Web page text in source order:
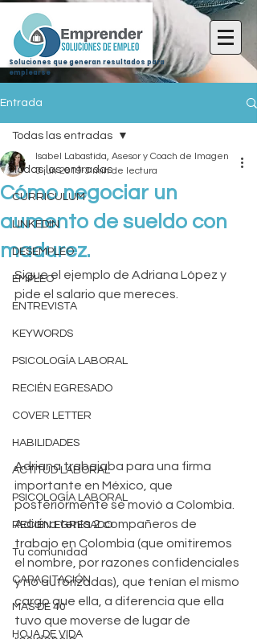
Soluciones que generan resultados para
emplearse
Entrada
Todas las entradas
CURRICULUM
LINKEDIN
DESEMPLEO
EMPLEO
ENTREVISTA
KEYWORDS
PSICOLOGÍA LABORAL
RECIÉN EGRESADO
COVER LETTER
HABILIDADES
ACTITUD LABORAL
PSICOLOGÍA LABORAL
RECIÉN EGRESADO
Tu comunidad
CAPACITACIÓN
MAS DE 40
HOJA DE VIDA
Todas las entradas
Cómo negociar un
aumento de sueldo con
madurez.
Isabel Labastida, Asesor y Coach de Imagen
3 jun 2019 3 min de lectura
Sigue el ejemplo de Adriana López y
pide el salario que mereces.
Adriana trabajaba para una firma
importante en México, que
posteriormente se movió a Colombia.
Adiana tenía 2 compañeros de
trabajo en Colombia (que omitiremos
el nombre, por razones confidenciales
y no autorizadas), que tenían el mismo
cargo que ella, a diferencia que ella
tuvo que moverse de lugar de